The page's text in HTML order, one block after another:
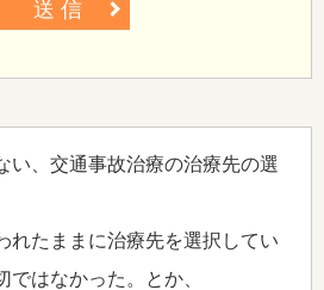
送 信
い、交通事故治療の治療先の選
れたままに治療先を選択してい
ではなかった。とか、